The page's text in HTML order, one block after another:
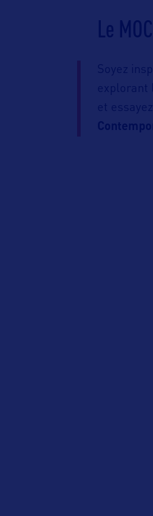
Le
Soyez
explorant
et